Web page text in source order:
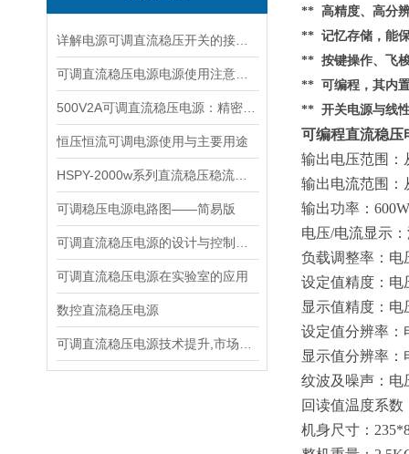
恒压恒流可调电源使用与主要用途
可调稳压电源电路图——简易版
可调直流稳压电源在实验室的应用
数控直流稳压电源
** 高精度、高分
** 记忆存储，能
** 按键操作、飞
** 可编程，其内
** 开关电源与线
可编程直流稳压
输出电压范围：
输出电流范围：
输出功率： 600W
电压/电流显示
负载调整率：电
设定值精度：电
显示值精度：电
设定值分辨率：
显示值分辨率：
纹波及噪声：电
回读值温度系数
机身尺寸：